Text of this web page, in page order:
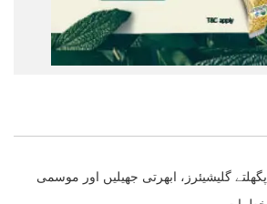
پگھلتے گلیشیئرز، ابھرتی جھیلیں اور موسمی